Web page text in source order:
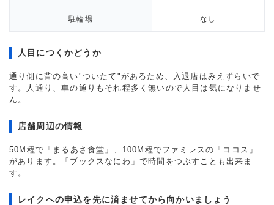
駐輪場 なし
人目につくかどうか
通り側に背の高い"ついたて"があるため、入退店はみえずらいで
す。人通り、車の通りもそれ程多く無いので人目は気になりませ
ん。
店舗周辺の情報
50M程で「まるあさ食堂」、100M程でファミレスの「ココス」
があります。「ブックスなにわ」で時間をつぶすことも出来ま
す。
レイクへの申込を先に済ませてから向かいましょう